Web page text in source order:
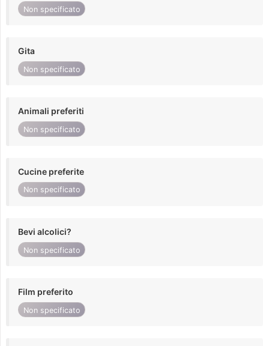
Non specificato
Gita
Non specificato
Animali preferiti
Non specificato
Cucine preferite
Non specificato
Bevi alcolici?
Non specificato
Film preferito
Non specificato